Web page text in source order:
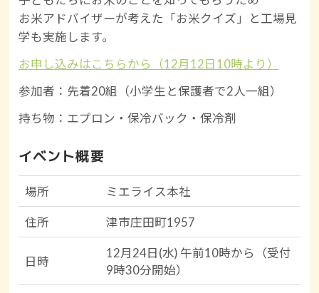
お米アドバイザーが考えた「お米クイズ」と工場見
学も実施します。
お申し込みはこちらから（12月12日10時より）
参加者：先着20組（小学生と保護者で2人一組）
持ち物：エプロン・保冷バック・保冷剤
イベント概要
場所 ミエライス本社
住所 津市庄田町1957
日時
12月24日(水) 午前10時から（受付
9時30分開始）